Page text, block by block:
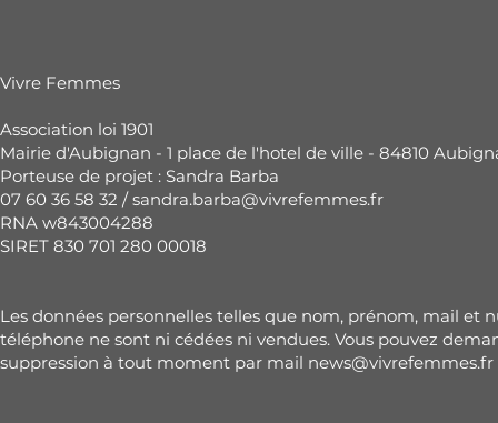
Vivre Femmes
Association loi 1901
Mairie d'Aubignan - 1 place de l'hotel de ville - 84810
Porteuse de projet : Sandra Barba
07 60 36 58 32 /sandra.barba@vivrefemmes.fr
RNA w843004288
SIRET 830 701 280 00018
Les données personnelles telles que nom, prénom, mail et
téléphone ne sont ni cédées ni vendues. Vous pouvez
suppression à tout moment par mail news@vivrefemmes.fr